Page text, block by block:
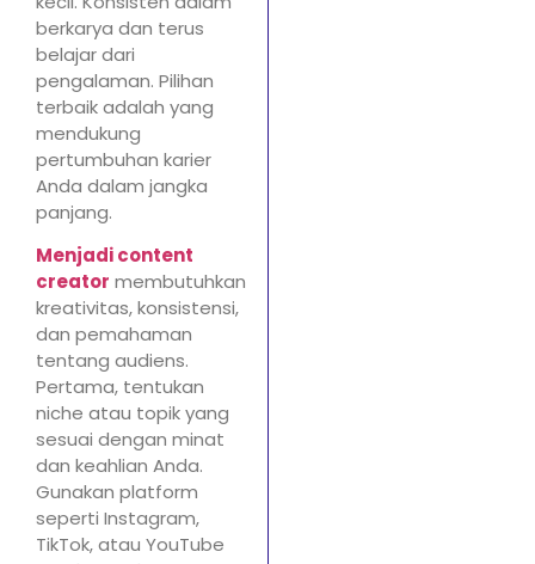
berkarya dan terus
belajar dari
pengalaman. Pilihan
terbaik adalah yang
mendukung
pertumbuhan karier
Anda dalam jangka
panjang.
Menjadi content
creator membutuhkan
kreativitas, konsistensi,
dan pemahaman
tentang audiens.
Pertama, tentukan
niche atau topik yang
sesuai dengan minat
dan keahlian Anda.
Gunakan platform
seperti Instagram,
TikTok, atau YouTube